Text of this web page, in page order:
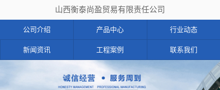
山西衡泰尚盈贸易有限责任公司
公司介绍 产品中心 行业动态
新闻资讯 工程案例 联系我们